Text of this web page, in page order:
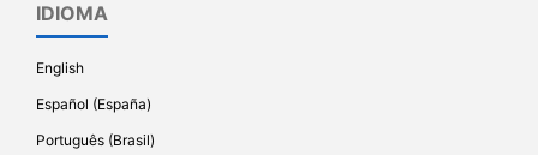
IDIOMA
English
Español (España)
Português (Brasil)